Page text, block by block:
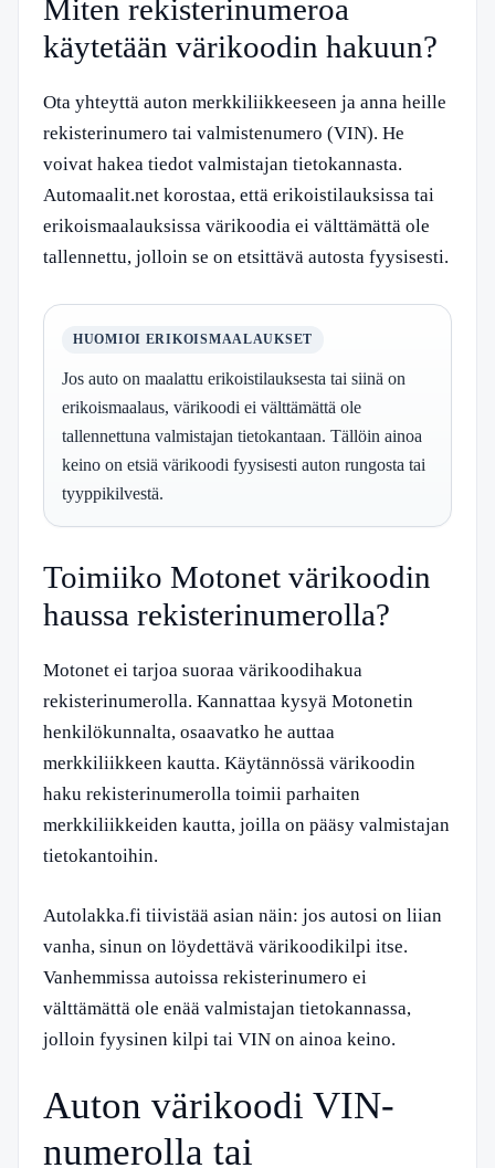
Miten rekisterinumeroa
käytetään värikoodin hakuun?
Ota yhteyttä auton merkkiliikkeeseen ja anna heille
rekisterinumero tai valmistenumero (VIN). He
voivat hakea tiedot valmistajan tietokannasta.
Automaalit.net korostaa, että erikoistilauksissa tai
erikoismaalauksissa värikoodia ei välttämättä ole
tallennettu, jolloin se on etsittävä autosta fyysisesti.
HUOMIOI ERIKOISMAALAUKSET
Jos auto on maalattu erikoistilauksesta tai siinä on
erikoismaalaus, värikoodi ei välttämättä ole
tallennettuna valmistajan tietokantaan. Tällöin ainoa
keino on etsiä värikoodi fyysisesti auton rungosta tai
tyyppikilvestä.
Toimiiko Motonet värikoodin
haussa rekisterinumerolla?
Motonet ei tarjoa suoraa värikoodihakua
rekisterinumerolla. Kannattaa kysyä Motonetin
henkilökunnalta, osaavatko he auttaa
merkkiliikkeen kautta. Käytännössä värikoodin
haku rekisterinumerolla toimii parhaiten
merkkiliikkeiden kautta, joilla on pääsy valmistajan
tietokantoihin.
Autolakka.fi tiivistää asian näin: jos autosi on liian
vanha, sinun on löydettävä värikoodikilpi itse.
Vanhemmissa autoissa rekisterinumero ei
välttämättä ole enää valmistajan tietokannassa,
jolloin fyysinen kilpi tai VIN on ainoa keino.
Auton värikoodi VIN-
numerolla tai